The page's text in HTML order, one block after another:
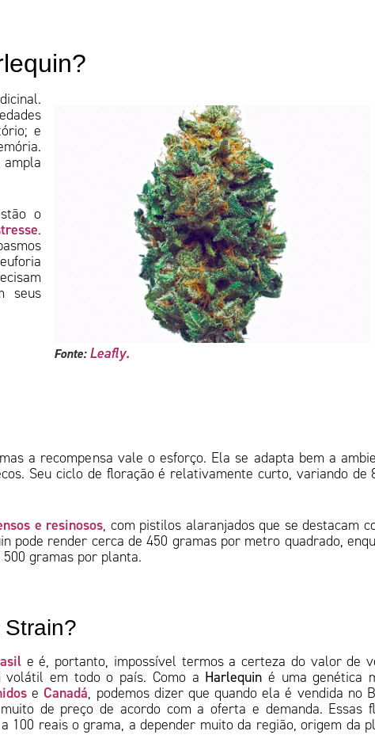
Fonte:Leafly.
e
ampla
o
.
seus
a recompensa vale o esforço. Ela se adapta bem a
Seu ciclo de floração é relativamente curto, variando de
e resinosos, com pistilos alaranjados que se destacam
pode render cerca de 450 gramas por metro quadrado,
gramas por planta.
e é, portanto, impossível termos a certeza do valor de
em todo o país. Como a Harlequin é uma genética
eCanadá, podemos dizer que quando ela é vendida no
de preço de acordo com a oferta e demanda. Essas
100 reais o grama, a depender muito da região, origem da